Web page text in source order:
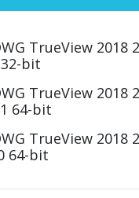
TrueView 2018
bit
TrueView 2018
64-bit
TrueView 2018
64-bit